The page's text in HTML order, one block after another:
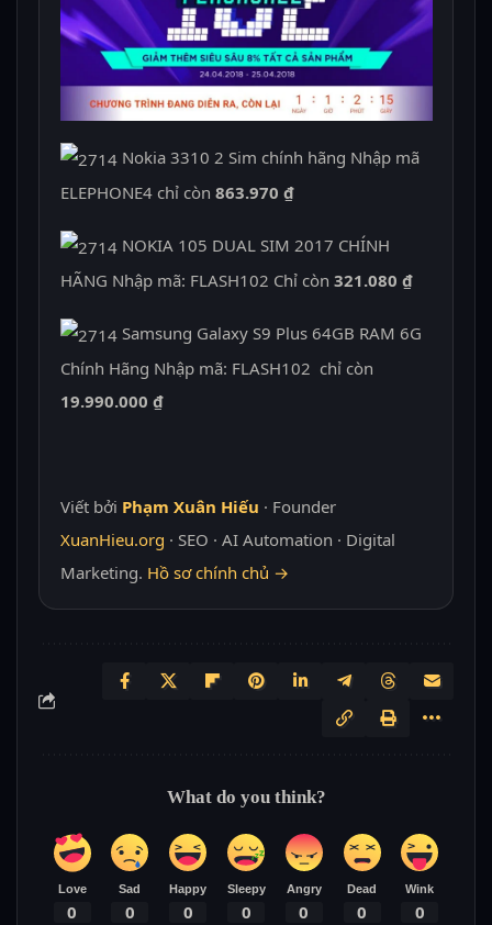
Nokia 3310 2 Sim chính hãng Nhập mã
ELEPHONE4 chỉ còn 863.970 ₫
NOKIA 105 DUAL SIM 2017 CHÍNH
HÃNG Nhập mã: FLASH102 Chỉ còn 321.080 ₫
Samsung Galaxy S9 Plus 64GB RAM 6G
Chính Hãng Nhập mã: FLASH102 chỉ còn
19.990.000 ₫
Viết bởi Phạm Xuân Hiếu · Founder
XuanHieu.org · SEO · AI Automation · Digital
Marketing. Hồ sơ chính chủ →
What do you think?
Love
0
Sad
0
Happy
0
Sleepy
0
Angry
0
Dead
0
Wink
0